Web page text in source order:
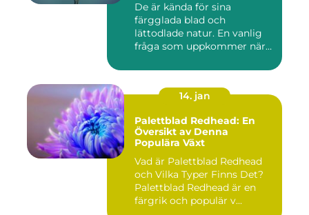
De är kända för sina
färgglada blad och
lättodlade natur. En vanlig
fråga som uppkommer när
14. jan
Palettblad Redhead: En
Översikt av Denna
Populära Växt
Vad är Palettblad Redhead
och Vilka Typer Finns Det?
Palettblad Redhead är en
färgrik och populär v...